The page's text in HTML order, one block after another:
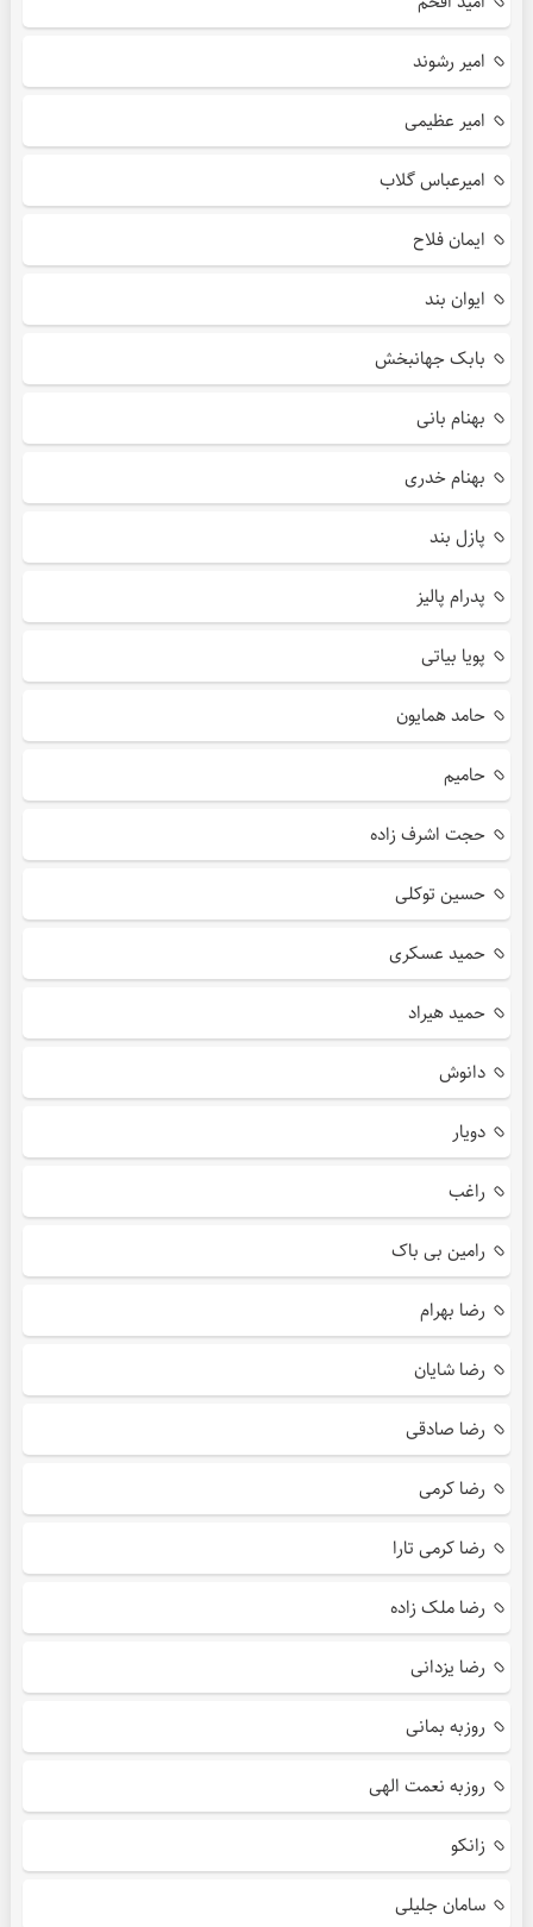
امیر رشوند
امیر عظیمی
امیرعباس گلاب
ایمان فلاح
ایوان بند
بابک جهانبخش
بهنام بانی
بهنام خدری
پازل بند
پدرام پالیز
پویا بیاتی
حامد همایون
حامیم
حجت اشرف زاده
حسین توکلی
حمید عسکری
حمید هیراد
دانوش
دویار
راغب
رامین بی باک
رضا بهرام
رضا شایان
رضا صادقی
رضا کرمی
رضا کرمی تارا
رضا ملک زاده
رضا یزدانی
روزبه بمانی
روزبه نعمت الهی
زانکو
سامان جلیلی